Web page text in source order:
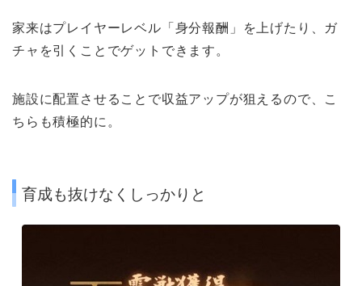
家来はプレイヤーレベル 「身分報酬」
を上げたり、ガ
チャを引くことでゲットできます。
施設に配置させることで収益アップが狙えるので、こ
ちらも積極的に。
育成も抜けなくしっかりと